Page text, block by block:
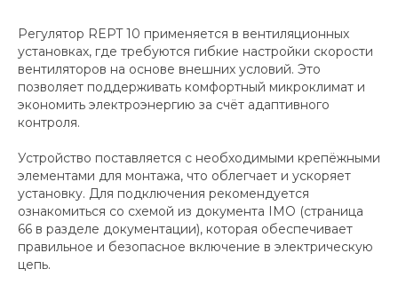
Регулятор REPT 10 применяется в вентиляционных
установках, где требуются гибкие настройки скорости
вентиляторов на основе внешних условий. Это
позволяет поддерживать комфортный микроклимат и
экономить электроэнергию за счёт адаптивного
контроля.
Устройство поставляется с необходимыми крепёжными
элементами для монтажа, что облегчает и ускоряет
установку. Для подключения рекомендуется
ознакомиться со схемой из документа IMO (страница
66 в разделе документации), которая обеспечивает
правильное и безопасное включение в электрическую
цепь.